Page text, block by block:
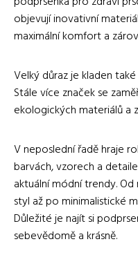
objevují inovativní
maximální komfort a
Velký důraz je kladen
Stále více značek se
ekologických materiálů a
V neposlední řadě hraje
barvách, vzorech a
aktuální módní trendy.
styl až po minimalistické
Důležité je najít si
sebevědomě a krásně.